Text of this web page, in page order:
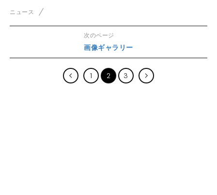
ニュース
次のページ
画像ギャラリー
1 2 3